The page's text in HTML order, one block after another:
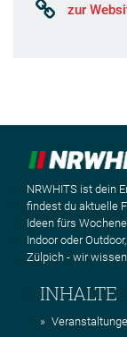
zur
NRWHITS ist dein
findest du aktuelle
Ideen fürs
Indoor oder
Zülpich - wir
INHALTE